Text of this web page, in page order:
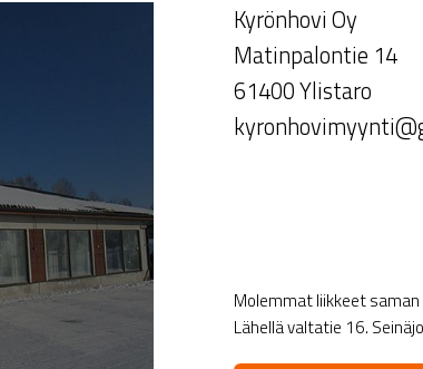
Kyrönhovi Oy
Matinpalontie 14
61400 Ylistaro
Molemmat liikkeet
Lähellä valtatie 16.